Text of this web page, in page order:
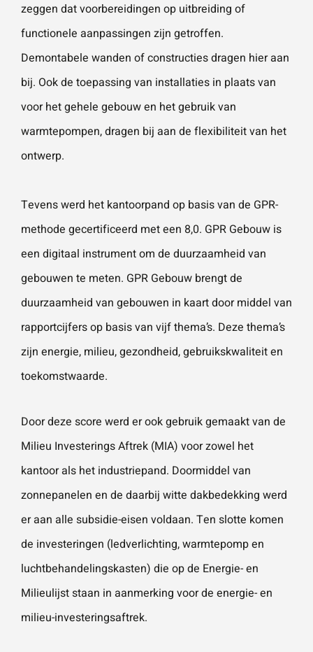
AG
zeggen dat voorbereidingen op uitbreiding of
functionele aanpassingen zijn getroffen.
Demontabele wanden of constructies dragen hier aan
bij. Ook de toepassing van installaties in plaats van
voor het gehele gebouw en het gebruik van
warmtepompen, dragen bij aan de flexibiliteit van het
ontwerp.
Tevens werd het kantoorpand op basis van de GPR-
methode gecertificeerd met een 8,0. GPR Gebouw is
een digitaal instrument om de duurzaamheid van
gebouwen te meten. GPR Gebouw brengt de
duurzaamheid van gebouwen in kaart door middel van
rapportcijfers op basis van vijf thema’s. Deze thema’s
zijn energie, milieu, gezondheid, gebruikskwaliteit en
toekomstwaarde.
Door deze score werd er ook gebruik gemaakt van de
Milieu Investerings Aftrek (MIA) voor zowel het
kantoor als het industriepand. Doormiddel van
zonnepanelen en de daarbij witte dakbedekking werd
er aan alle subsidie-eisen voldaan. Ten slotte komen
de investeringen (ledverlichting, warmtepomp en
luchtbehandelingskasten) die op de Energie- en
Milieulijst staan in aanmerking voor de energie- en
milieu-investeringsaftrek.